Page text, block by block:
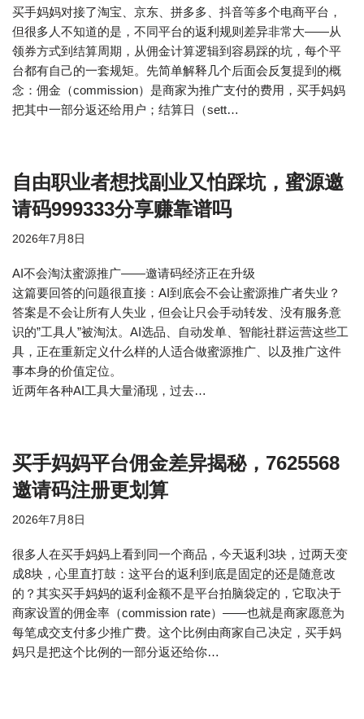
买手妈妈对接了淘宝、京东、拼多多、抖音等多个电商平台，
但很多人不知道的是，不同平台的返利规则差异非常大——从
领券方式到结算周期，从佣金计算逻辑到容易踩的坑，每个平
台都有自己的一套规矩。先简单解释几个后面会反复提到的概
念：佣金（commission）是商家为推广支付的费用，买手妈妈
把其中一部分返还给用户；结算日（sett…
自由职业者想找副业又怕踩坑，蜜源邀
请码999333分享赚靠谱吗
2026年7月8日
AI不会淘汰蜜源推广——邀请码经济正在升级
这篇要回答的问题很直接：AI到底会不会让蜜源推广者失业？
答案是不会让所有人失业，但会让只会手动转发、没有服务意
识的”工具人”被淘汰。AI选品、自动发单、智能社群运营这些工
具，正在重新定义什么样的人适合做蜜源推广、以及推广这件
事本身的价值定位。
近两年各种AI工具大量涌现，过去…
买手妈妈平台佣金差异揭秘，7625568
邀请码注册更划算
2026年7月8日
很多人在买手妈妈上看到同一个商品，今天返利3块，过两天变
成8块，心里直打鼓：这平台的返利到底是固定的还是随意改
的？其实买手妈妈的返利金额不是平台拍脑袋定的，它取决于
商家设置的佣金率（commission rate）——也就是商家愿意为
每笔成交支付多少推广费。这个比例由商家自己决定，买手妈
妈只是把这个比例的一部分返还给你…